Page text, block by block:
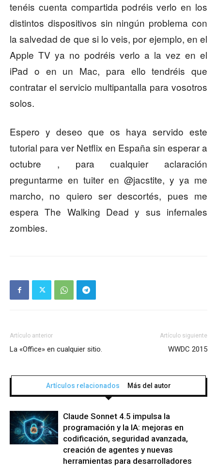
tenéis cuenta compartida podréis verlo en los
distintos dispositivos sin ningún problema con
la salvedad de que si lo veis, por ejemplo, en el
Apple TV ya no podréis verlo a la vez en el
iPad o en un Mac, para ello tendréis que
contratar el servicio multipantalla para vosotros
solos.
Espero y deseo que os haya servido este
tutorial para ver Netflix en España sin esperar a
octubre , para cualquier aclaración
preguntarme en tuiter en @jacstite, y ya me
marcho, no quiero ser descortés, pues me
espera The Walking Dead y sus infernales
zombies.
Artículo anterior
La «Office» en cualquier sitio.
Artículo siguiente
WWDC 2015
Artículos relacionados Más del autor
Claude Sonnet 4.5 impulsa la
programación y la IA: mejoras en
codificación, seguridad avanzada,
creación de agentes y nuevas
herramientas para desarrolladores